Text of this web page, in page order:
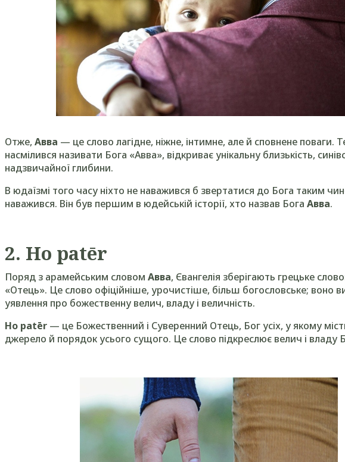
Отже,Авва — це слово лагідне, ніжне, інтимне, але й сповнене поваги.
насмілився називати Бога «Авва», відкриває унікальну близькість,
надзвичайної глибини.
В юдаїзмі того часу ніхто не наважився б звертатися до Бога таким
наважився. Він був першим в юдейській історії, хто назвав БогаАвва.
2. Ho patēr
Поряд з арамейським словомАвва, Євангелія зберігають грецьке
«Отець». Це слово офіційніше, урочистіше, більш богословське; воно
уявлення про божественну велич, владу і величність.
Ho patēr — це Божественний і Суверенний Отець, Бог усіх, у якому
джерело й порядок усього сущого. Це слово підкреслює велич і владу